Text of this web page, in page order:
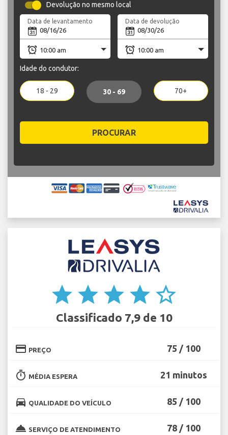
Devolução no mesmo local
Data de levantamento Data de devolução
Idade do condutor:
18 - 29 30 - 69 70+
PROCURAR
star star star star star_border
Classificado 7,9 de 10
credit_card PREÇO 75 / 100
timer MÉDIA ESPERA 21 minutos
directions_car QUALIDADE DO VEÍCULO 85 / 100
room_service SERVIÇO DE ATENDIMENTO 78 / 100